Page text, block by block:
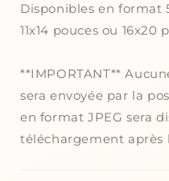
Disponibles en format
11x14 pouces ou 16x20
**IMPORTANT**
sera envoyée par la
en format JPEG sera
téléchargement après